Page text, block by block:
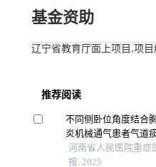
基金资助
辽宁省教育厅面上项目,项目